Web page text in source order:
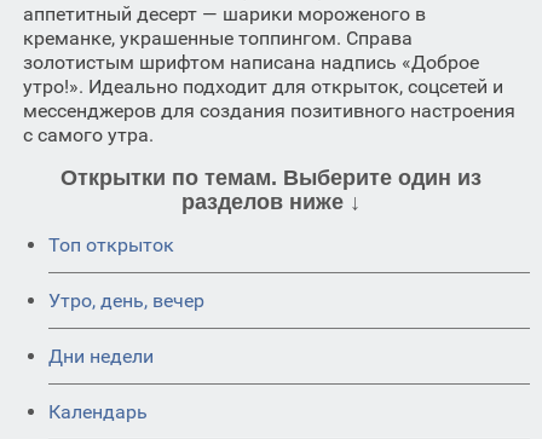
аппетитный десерт — шарики мороженого в
креманке, украшенные топпингом. Справа
золотистым шрифтом написана надпись «Доброе
утро!». Идеально подходит для открыток, соцсетей и
мессенджеров для создания позитивного настроения
с самого утра.
Открытки по темам. Выберите один из
разделов ниже ↓
Топ открыток
Утро, день, вечер
Дни недели
Календарь